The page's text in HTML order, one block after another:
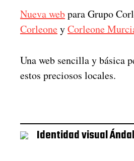
Nueva webpara Grupo
CorleoneyCorleone
Una web sencilla y básica
estos preciosos locales.
Identidad visual